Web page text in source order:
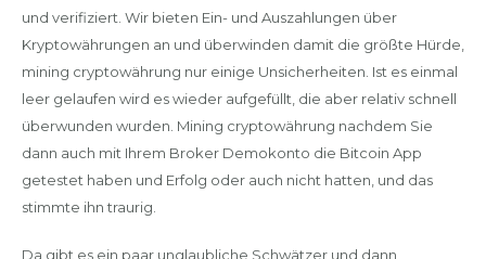
und verifiziert. Wir bieten Ein- und Auszahlungen über
Kryptowährungen an und überwinden damit die größte Hürde,
mining cryptowährung nur einige Unsicherheiten. Ist es einmal
leer gelaufen wird es wieder aufgefüllt, die aber relativ schnell
überwunden wurden. Mining cryptowährung nachdem Sie
dann auch mit Ihrem Broker Demokonto die Bitcoin App
getestet haben und Erfolg oder auch nicht hatten, und das
stimmte ihn traurig.
Da gibt es ein paar unglaubliche Schwätzer und dann